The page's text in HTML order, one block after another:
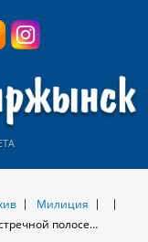
Милиция
полосе…